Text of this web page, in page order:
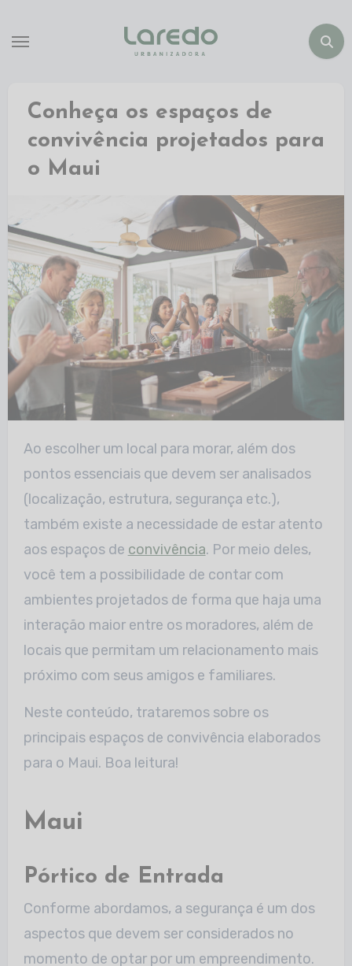
Conheça os espaços de
convivência projetados para
o Maui
Ao escolher um local para morar, além dos
pontos essenciais que devem ser analisados
(localização, estrutura, segurança etc.),
também existe a necessidade de estar atento
aos espaços de convivência. Por meio deles,
você tem a possibilidade de contar com
ambientes projetados de forma que haja uma
interação maior entre os moradores, além de
locais que permitam um relacionamento mais
próximo com seus amigos e familiares.
Neste conteúdo, trataremos sobre os
principais espaços de convivência elaborados
para o Maui. Boa leitura!
Maui
Pórtico de Entrada
Conforme abordamos, a segurança é um dos
aspectos que devem ser considerados no
momento de optar por um empreendimento.